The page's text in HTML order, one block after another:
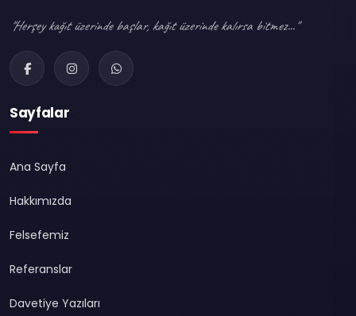
"Herşey kağıt üzerinde başlar, kağıt üzerinde kalırsa bitmez..."
Sayfalar
Ana Sayfa
Hakkımızda
Felsefemiz
Referanslar
Davetiye Yazıları